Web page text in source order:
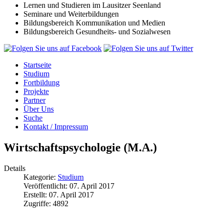
Lernen und Studieren im Lausitzer Seenland
Seminare und Weiterbildungen
Bildungsbereich Kommunikation und Medien
Bildungsbereich Gesundheits- und Sozialwesen
Startseite
Studium
Fortbildung
Projekte
Partner
Über Uns
Suche
Kontakt / Impressum
Wirtschaftspsychologie (M.A.)
Details
Kategorie: Studium
Veröffentlicht: 07. April 2017
Erstellt: 07. April 2017
Zugriffe: 4892